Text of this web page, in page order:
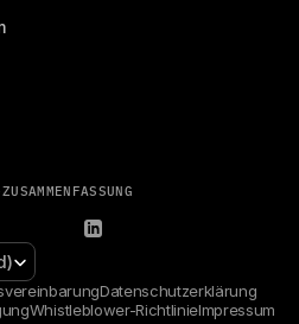
Datenschutzerklärung
Whistleblower-RichtlinieImpressum